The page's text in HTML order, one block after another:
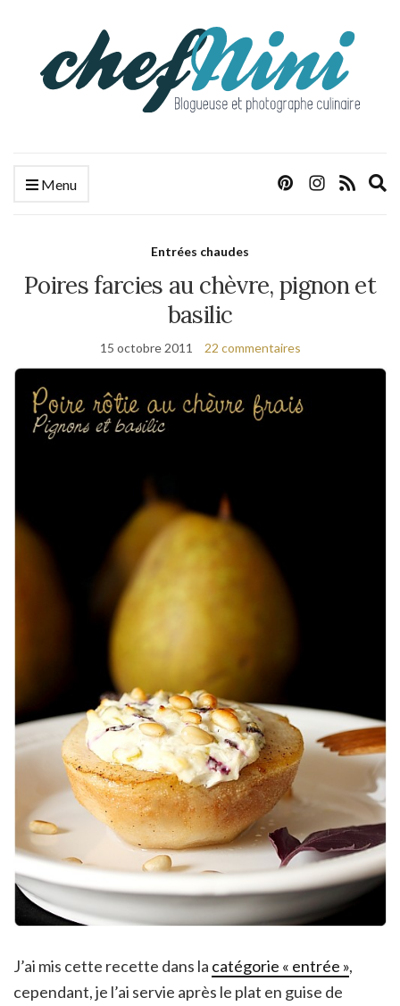
Menu
Entrées chaudes
Poires farcies au chèvre, pignon et
basilic
15 octobre 2011 22 commentaires
J’ai mis cette recette dans la catégorie « entrée »,
cependant, je l’ai servie après le plat en guise de